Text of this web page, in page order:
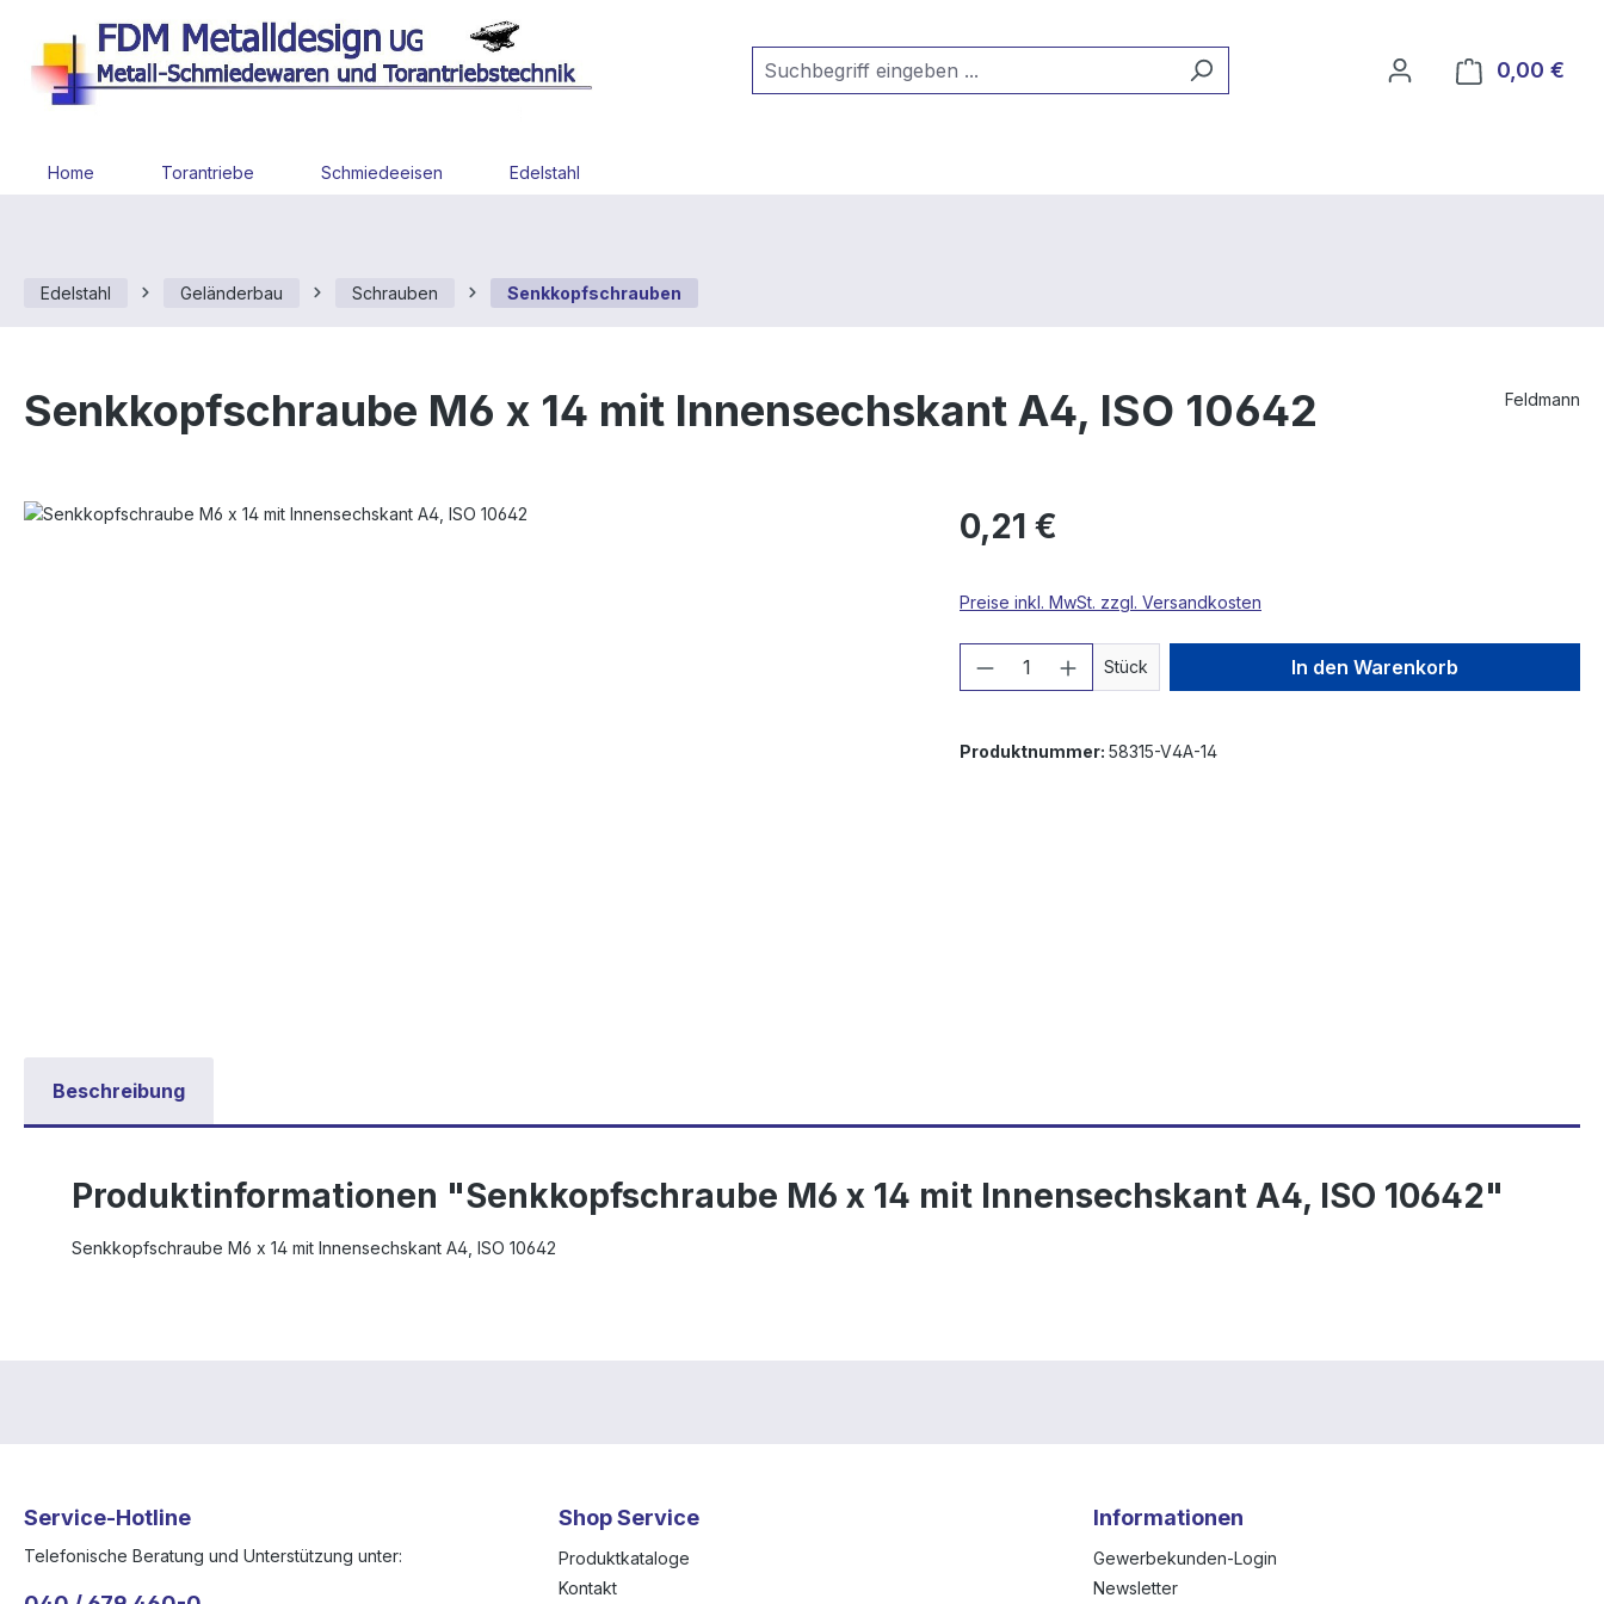
Hauptinhalt springen
Zur Suche springen
Zur Hauptnavigation springen
0,00 €
Home Torantriebe Schmiedeeisen Edelstahl
Edelstahl Geländerbau Schrauben Senkkopfschrauben
Senkkopfschraube M6 x 14 mit Innensechskant A4, ISO 10642 Feldmann
Bildergalerie überspringen 0,21 €
Preise inkl. MwSt. zzgl. Versandkosten
Produkt Anzahl: Gib den gewünschten Wert
Stück In den Warenkorb
Produktnummer: 58315-V4A-14
Beschreibung
Produktinformationen "Senkkopfschraube M6 x 14 mit Innensechskant A4, ISO 10642"
Senkkopfschraube M6 x 14 mit Innensechskant A4, ISO 10642
Service-Hotline
Telefonische Beratung und Unterstützung unter:
Shop Service
Produktkataloge
Kontakt
Informationen
Gewerbekunden-Login
Newsletter